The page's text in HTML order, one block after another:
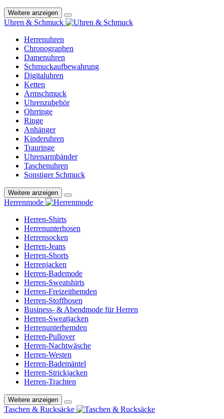
Weitere anzeigen
Uhren & Schmuck
Herrenuhren
Chronographen
Damenuhren
Schmuckaufbewahrung
Digitaluhren
Ketten
Armschmuck
Uhrenzubehör
Ohrringe
Ringe
Anhänger
Kinderuhren
Trauringe
Uhrenarmbänder
Taschenuhren
Sonstiger Schmuck
Weitere anzeigen
Herrenmode
Herren-Shirts
Herrenunterhosen
Herrensocken
Herren-Jeans
Herren-Shorts
Herrenjacken
Herren-Bademode
Herren-Sweatshirts
Herren-Freizeithemden
Herren-Stoffhosen
Business- & Abendmode für Herren
Herren-Sweatjacken
Herrenunterhemden
Herren-Pullover
Herren-Nachtwäsche
Herren-Westen
Herren-Bademäntel
Herren-Strickjacken
Herren-Trachten
Weitere anzeigen
Taschen & Rucksäcke